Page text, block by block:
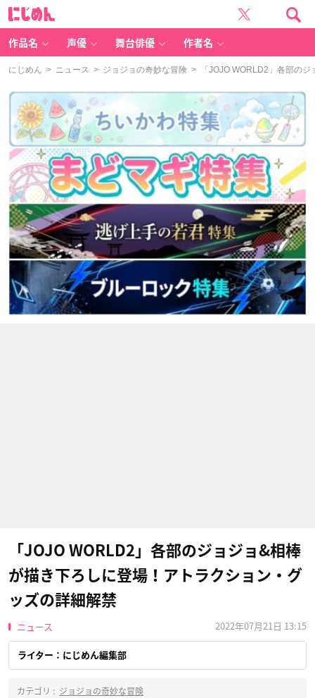
作品名 声優 舞台俳優 作者名
にじめん > ニュース > ジョジョの奇妙な冒険 > 「JOJO WORLD2」各部のジ
「JOJO WORLD2」各部のジョジョ&相棒
が描き下ろしに登場！アトラクション・グ
ッズの詳細解禁
ニュース 2022年07月21日 13:15
ライター：にじめん編集部
カテゴリ : ジョジョの奇妙な冒険